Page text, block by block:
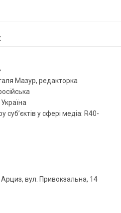
Мазур, редакторка
суб’єктів у сфері медіа: R40-
вул. Привокзальна, 14